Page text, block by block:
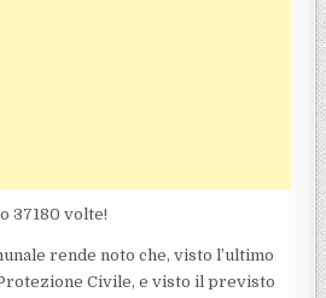
37180 volte!
rende noto che, visto l’ultimo
Civile, e visto il previsto